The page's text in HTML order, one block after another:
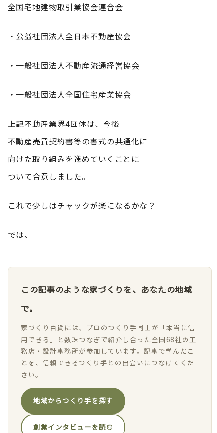
全国宅地建物取引業協会連合会
・公益社団法人全日本不動産協会
・一般社団法人不動産流通経営協会
・一般社団法人全国住宅産業協会
上記不動産業界4団体は、今後
不動産売買契約書等の書式の共通化に
向けた取り組みを進めていくことに
ついて合意しました。
これで少しはチャックが楽になるかな？
では、
この記事のような家づくりを、あなたの地域
で。
家づくり百貨には、プロのつくり手同士が「本当に信
用できる」と数珠つなぎで紹介し合った全国68社の工
務店・設計事務所が参加しています。記事で学んだこ
とを、信頼できるつくり手との出会いにつなげてくだ
さい。
地域からつくり手を探す
創業インタビューを読む